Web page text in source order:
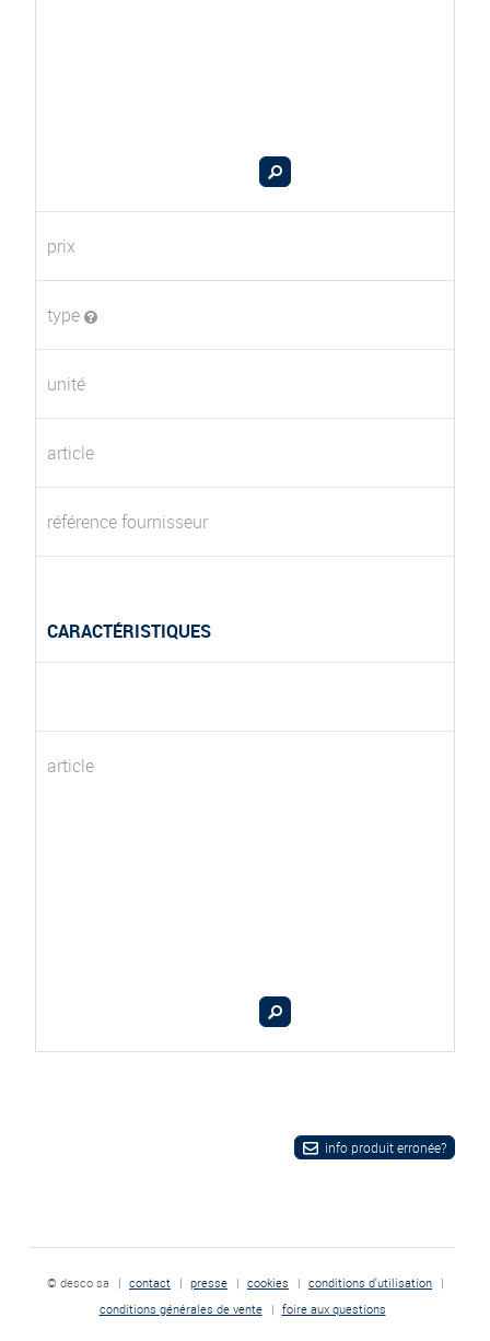
prix
type
unité
article
référence fournisseur
CARACTÉRISTIQUES
article
info produit erronée?
© desco sa | contact | presse | cookies | conditions d'utilisation |
conditions générales de vente
| foire aux questions